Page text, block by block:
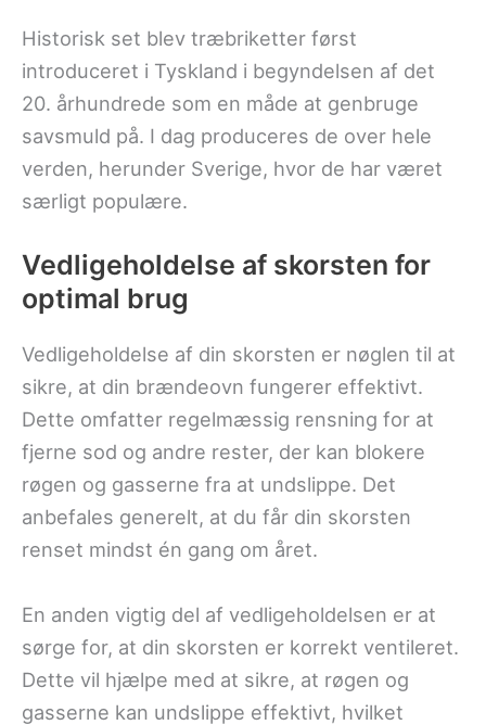
Historisk set blev træbriketter først
introduceret i Tyskland i begyndelsen af det
20. århundrede som en måde at genbruge
savsmuld på. I dag produceres de over hele
verden, herunder Sverige, hvor de har været
særligt populære.
Vedligeholdelse af skorsten for
optimal brug
Vedligeholdelse af din skorsten er nøglen til at
sikre, at din brændeovn fungerer effektivt.
Dette omfatter regelmæssig rensning for at
fjerne sod og andre rester, der kan blokere
røgen og gasserne fra at undslippe. Det
anbefales generelt, at du får din skorsten
renset mindst én gang om året.
En anden vigtig del af vedligeholdelsen er at
sørge for, at din skorsten er korrekt ventileret.
Dette vil hjælpe med at sikre, at røgen og
gasserne kan undslippe effektivt, hvilket